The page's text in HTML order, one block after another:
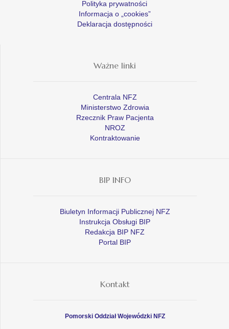
Polityka prywatności
Informacja o „cookies”
Deklaracja dostępności
Ważne linki
Centrala NFZ
Ministerstwo Zdrowia
Rzecznik Praw Pacjenta
NROZ
Kontraktowanie
BIP INFO
Biuletyn Informacji Publicznej NFZ
Instrukcja Obsługi BIP
Redakcja BIP NFZ
Portal BIP
Kontakt
Pomorski Oddział Wojewódzki NFZ